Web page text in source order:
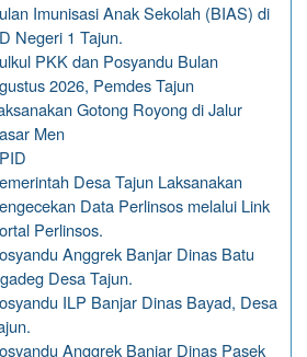
Imunisasi Anak Sekolah (BIAS) di
Negeri 1 Tajun.
PKK dan Posyandu Bulan
2026, Pemdes Tajun
Gotong Royong di Jalur
Men
Desa Tajun Laksanakan
Data Perlinsos melalui Link
Perlinsos.
Anggrek Banjar Dinas Batu
Desa Tajun.
ILP Banjar Dinas Bayad, Desa
Anggrek Banjar Dinas Pasek